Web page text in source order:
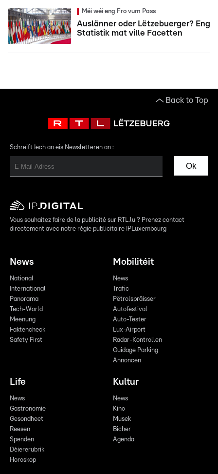
Méi wéi eng Fro vum Pass
Auslänner oder Lëtzebuerger? Eng
Statistik mat ville Facetten
Back to Top
Schreift Iech an eis Newsletteren an :
Ok
Vous souhaitez faire de la publicité sur RTL.lu ? Prenez contact
directement avec notre régie publicitaire IPLuxembourg
News
National
International
Panorama
Tech-World
Meenung
Faktencheck
Safety First
Mobilitéit
News
Trafic
Pëtrolspräisser
Autofestival
Auto-Tester
Lux-Airport
Radar-Kontrollen
Guidage Parking
Annoncen
Life
News
Gastronomie
Gesondheet
Reesen
Spenden
Déiererubrik
Horoskop
Kultur
News
Kino
Musek
Bicher
Agenda